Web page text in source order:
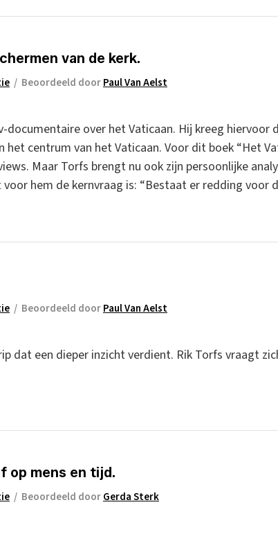
van de kerk.
/ Beoordeeld doorPaul Van Aelst
documentaire over het Vaticaan. Hij kreeg hiervoor
centrum van het Vaticaan. Voor dit boek “Het
Maar Torfs brengt nu ook zijn persoonlijke
hem de kernvraag is: “Bestaat er redding voor
/ Beoordeeld doorPaul Van Aelst
dat een dieper inzicht verdient. Rik Torfs vraagt
op mens en tijd.
/ Beoordeeld doorGerda Sterk